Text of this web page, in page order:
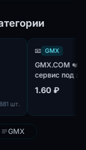
GMX
GMX.COM ❤️
сервис под
премиальные
Авторизация по
WEB/IMAP/SMPT/
Длительное
1.60 ₽
GMX